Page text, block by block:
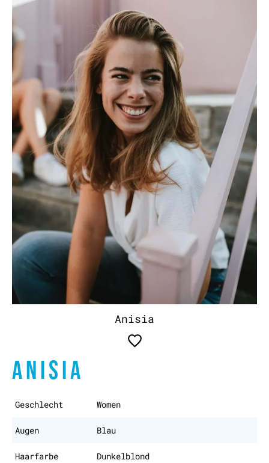
Anisia
ANISIA
Geschlecht Women
Augen Blau
Haarfarbe Dunkelblond